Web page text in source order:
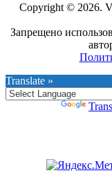
Copyright © 2026.
Запрещено
Translate »